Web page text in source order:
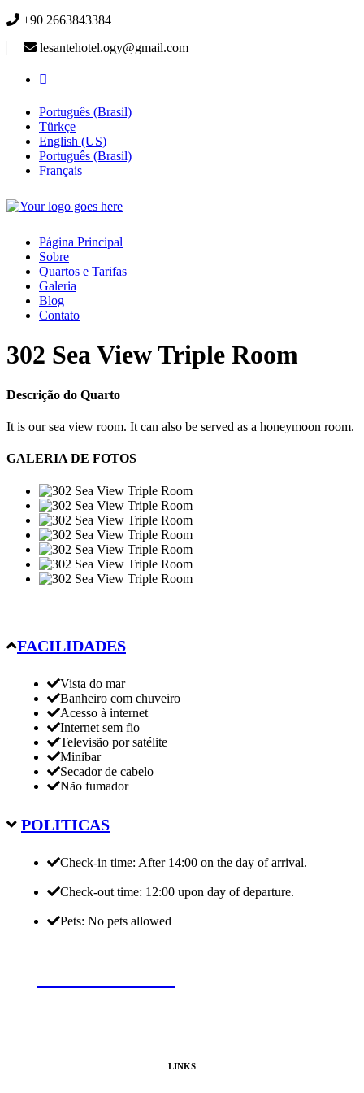
+90 2663843384
lesantehotel.ogy@gmail.com
Português (Brasil)
Türkçe
English (US)
Português (Brasil)
Français
Página Principal
Sobre
Quartos e Tarifas
Galeria
Blog
Contato
302 Sea View Triple Room
Descrição do Quarto
It is our sea view room. It can also be served as a honeymoon room.
GALERIA DE FOTOS
FACILIDADES
Vista do mar
Banheiro com chuveiro
Acesso à internet
Internet sem fio
Televisão por satélite
Minibar
Secador de cabelo
Não fumador
POLITICAS
Check-in time: After 14:00 on the day of arrival.
Check-out time: 12:00 upon day of departure.
Pets: No pets allowed
LINKS